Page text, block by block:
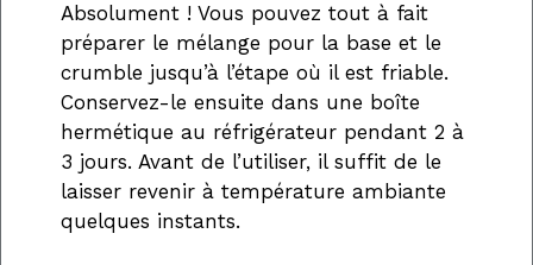
Absolument ! Vous pouvez tout à fait
préparer le mélange pour la base et le
crumble jusqu’à l’étape où il est friable.
Conservez-le ensuite dans une boîte
hermétique au réfrigérateur pendant 2 à
3 jours. Avant de l’utiliser, il suffit de le
laisser revenir à température ambiante
quelques instants.